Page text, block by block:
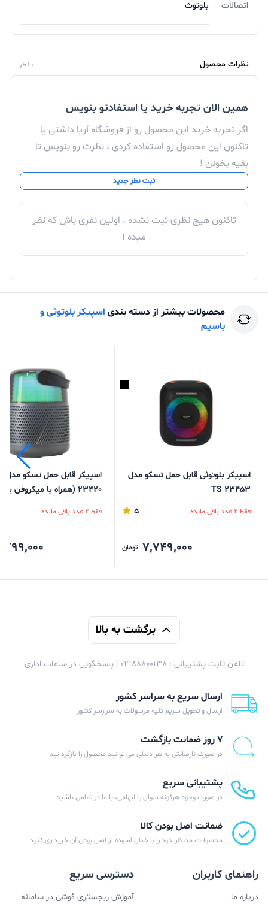
اتصالات بلوتوث
نظرات محصول 0 نظر
همین الان تجربه خرید یا استفادتو بنویس
اگر تجربه خرید این محصول رو از فروشگاه آریا داشتی یا
تاکنون این محصول رو استفاده کردی ، نظرت رو بنویس تا
بقیه بخونن !
ثبت نظر جدید
تاکنون هیچ نظری ثبت نشده ، اولین نفری باش که نظر
میده !
محصولات بیشتر از دسته بندی اسپیکر بلوتوثی و
باسیم
اسپیکر بلوتوثی قابل حمل تسکو مدل
TS 23453
فقط 2 عدد باقی مانده 5
7,749,000 تومان
23420 (همراه با میکروفن بی سیم)
فقط 2 عدد باقی مانده
برگشت به بالا
تلفن ثابت پشتیبانی : 02188800138 | پاسخگویی در ساعات اداری
ارسال سریع به سراسر کشور
ارسال و تحویل سریع کلیه مرسولات به سرارسر کشور
۷ روز ضمانت بازگشت
در صورت نارضایتی به هر دلیلی می توانید محصول را بازگردانید
پشتیبانی سریع
در صورت وجود هرگونه سوال یا ابهامی، با ما در تماس باشید
ضمانت اصل بودن کالا
محصولات مدنظر خود را با خیال آسوده از اصل بودن آن خریداری کنید
راهنمای کاربران
درباره ما
دسترسی سریع
آموزش ریجستری گوشی در سامانه